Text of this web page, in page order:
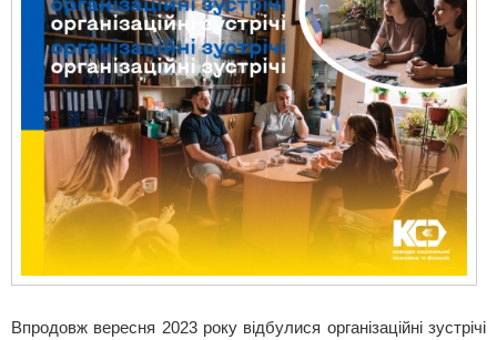
Впродовж вересня 2023 року відбулися організаційні зустрічі